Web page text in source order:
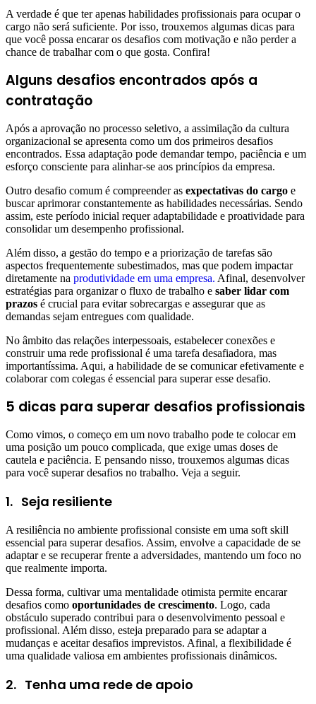
A verdade é que ter apenas habilidades profissionais para ocupar o
cargo não será suficiente. Por isso, trouxemos algumas dicas para
que você possa encarar os desafios com motivação e não perder a
chance de trabalhar com o que gosta. Confira!
Alguns desafios encontrados após a
contratação
Após a aprovação no processo seletivo, a assimilação da cultura
organizacional se apresenta como um dos primeiros desafios
encontrados. Essa adaptação pode demandar tempo, paciência e um
esforço consciente para alinhar-se aos princípios da empresa.
Outro desafio comum é compreender as expectativas do cargo e
buscar aprimorar constantemente as habilidades necessárias. Sendo
assim, este período inicial requer adaptabilidade e proatividade para
consolidar um desempenho profissional.
Além disso, a gestão do tempo e a priorização de tarefas são
aspectos frequentemente subestimados, mas que podem impactar
diretamente na produtividade em uma empresa. Afinal, desenvolver
estratégias para organizar o fluxo de trabalho e saber lidar com
prazos é crucial para evitar sobrecargas e assegurar que as
demandas sejam entregues com qualidade.
No âmbito das relações interpessoais, estabelecer conexões e
construir uma rede profissional é uma tarefa desafiadora, mas
importantíssima. Aqui, a habilidade de se comunicar efetivamente e
colaborar com colegas é essencial para superar esse desafio.
5 dicas para superar desafios profissionais
Como vimos, o começo em um novo trabalho pode te colocar em
uma posição um pouco complicada, que exige umas doses de
cautela e paciência. E pensando nisso, trouxemos algumas dicas
para você superar desafios no trabalho. Veja a seguir.
1. Seja resiliente
A resiliência no ambiente profissional consiste em uma soft skill
essencial para superar desafios. Assim, envolve a capacidade de se
adaptar e se recuperar frente a adversidades, mantendo um foco no
que realmente importa.
Dessa forma, cultivar uma mentalidade otimista permite encarar
desafios como oportunidades de crescimento. Logo, cada
obstáculo superado contribui para o desenvolvimento pessoal e
profissional. Além disso, esteja preparado para se adaptar a
mudanças e aceitar desafios imprevistos. Afinal, a flexibilidade é
uma qualidade valiosa em ambientes profissionais dinâmicos.
2. Tenha uma rede de apoio